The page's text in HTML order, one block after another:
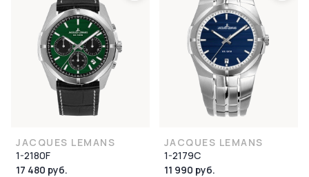
JACQUES LEMANS
1-2180F
17 480 руб.
JACQUES LEMANS
1-2179C
11 990 руб.